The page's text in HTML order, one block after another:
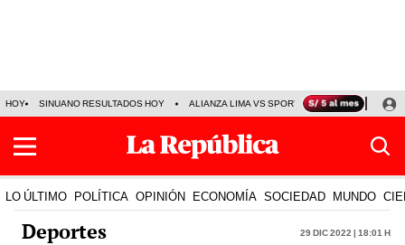
HOY SINUANO RESULTADOS HOY ALIANZA LIMA VS SPORT BOYS JORGE
LO ÚLTIMO POLÍTICA OPINIÓN ECONOMÍA SOCIEDAD MUNDO
Deportes 29 Dic 2022 | 18:01 h